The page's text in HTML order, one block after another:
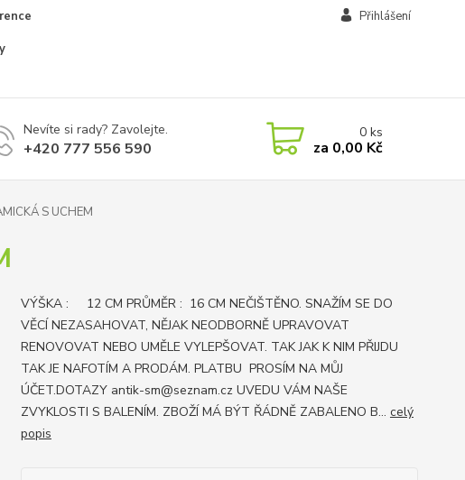
Přihlášení
Nevíte si rady? Zavolejte.
+420 777 556 590
0ks
za 0,00 Kč
S UCHEM
VÝŠKA : 12 CM PRŮMĚR : 16 CM NEČIŠTĚNO. SNAŽÍM SE DO
VĚCÍ NEZASAHOVAT, NĚJAK NEODBORNĚ UPRAVOVAT
RENOVOVAT NEBO UMĚLE VYLEPŠOVAT. TAK JAK K NIM PŘIJDU
TAK JE NAFOTÍM A PRODÁM. PLATBU PROSÍM NA MŮJ
ÚČET.DOTAZY antik-sm@seznam.cz UVEDU VÁM NAŠE
ZVYKLOSTI S BALENÍM. ZBOŽÍ MÁ BÝT ŘÁDNĚ ZABALENO B... celý
popis